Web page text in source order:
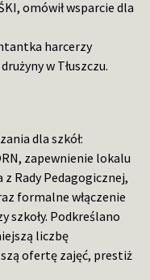
omówił wsparcie dla
harcerzy
w Tłuszczu.
dla szkół:
zapewnienie lokalu
Rady Pedagogicznej,
formalne włączenie
szkoły. Podkreślano
liczbę
ofertę zajęć, prestiż